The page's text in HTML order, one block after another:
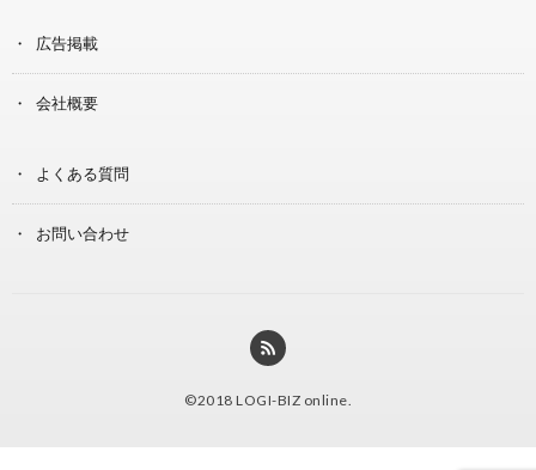
広告掲載
会社概要
よくある質問
お問い合わせ
©2018 LOGI-BIZ online